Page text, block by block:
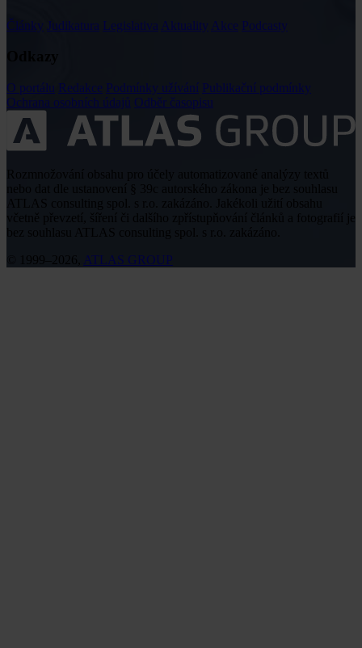
Články Judikatura Legislativa Aktuality Akce Podcasty
O portálu Redakce Podmínky užívání Publikační podmínky
Ochrana osobních údajů Odběr časopisu
včetně převzetí, šíření či dalšího zpřístupňování článků a fotografií je
ATLAS GROUP